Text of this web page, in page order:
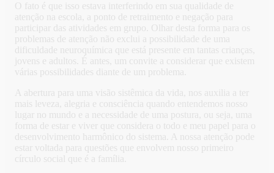
O fato é que isso estava interferindo em sua qualidade de
atenção na escola, a ponto de retraimento e negação para
participar das atividades em grupo. Olhar desta forma para os
problemas de atenção não exclui a possibilidade de uma
dificuldade neuroquímica que está presente em tantas crianças,
jovens e adultos. É antes, um convite a considerar que existem
várias possibilidades diante de um problema.
A abertura para uma visão sistêmica da vida, nos auxilia a ter
mais leveza, alegria e consciência quando entendemos nosso
lugar no mundo e a necessidade de uma postura, ou seja, uma
forma de estar e viver que considera o todo e meu papel para o
desenvolvimento harmônico do sistema. A nossa atenção pode
estar voltada para questões que envolvem nosso primeiro
círculo social que é a família.